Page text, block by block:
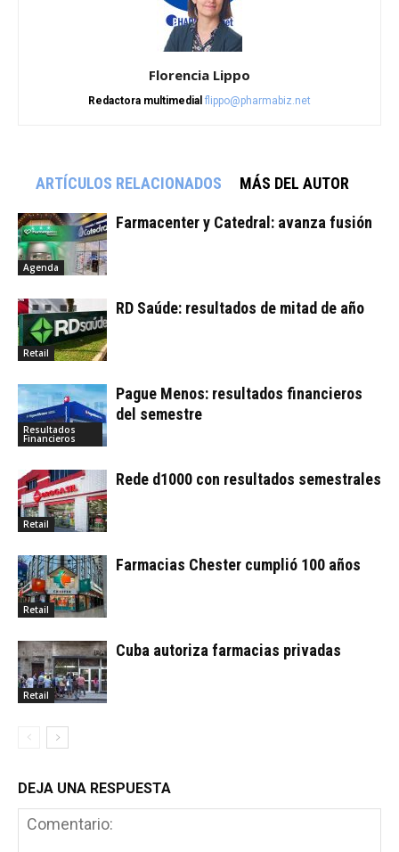
Florencia Lippo
Redactora multimedial flippo@pharmabiz.net
ARTÍCULOS RELACIONADOS MÁS DEL AUTOR
Agenda
Farmacenter y Catedral: avanza fusión
Retail
RD Saúde: resultados de mitad de año
Resultados
Financieros
Pague Menos: resultados financieros
del semestre
Retail
Rede d1000 con resultados semestrales
Retail
Farmacias Chester cumplió 100 años
Retail
Cuba autoriza farmacias privadas
DEJA UNA RESPUESTA